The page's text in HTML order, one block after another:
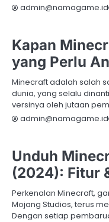
admin@namagame.id
Kapan
yang Perlu
Minecraft adalah salah
dunia, yang selalu
versinya oleh jutaan
admin@namagame.id
Unduh
(2024): Fitur
Perkenalan Minecraft,
Mojang Studios, terus
Dengan setiap